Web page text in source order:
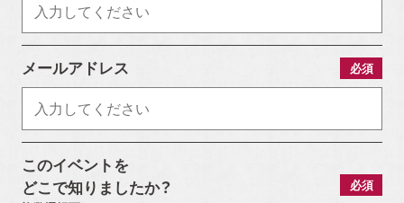
メールアドレス 必須
このイベントを
どこで知りましたか？
必須